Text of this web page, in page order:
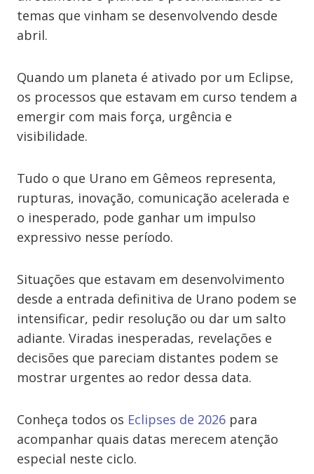
temas que vinham se desenvolvendo desde
abril.
Quando um planeta é ativado por um Eclipse,
os processos que estavam em curso tendem a
emergir com mais força, urgência e
visibilidade.
Tudo o que Urano em Gêmeos representa,
rupturas, inovação, comunicação acelerada e
o inesperado, pode ganhar um impulso
expressivo nesse período.
Situações que estavam em desenvolvimento
desde a entrada definitiva de Urano podem se
intensificar, pedir resolução ou dar um salto
adiante. Viradas inesperadas, revelações e
decisões que pareciam distantes podem se
mostrar urgentes ao redor dessa data.
Conheça todos os Eclipses de 2026 para
acompanhar quais datas merecem atenção
especial neste ciclo.